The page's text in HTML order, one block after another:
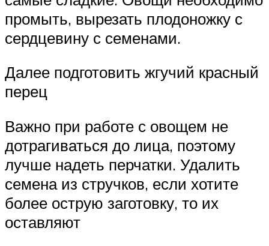
промыть, вырезать плодоножку с
сердцевину с семенами.
Далее подготовить жгучий красный
перец
Важно при работе с овощем не
дотрагиваться до лица, поэтому
лучше надеть перчатки. Удалить
семена из стручков, если хотите
более острую заготовку, то их
оставляют